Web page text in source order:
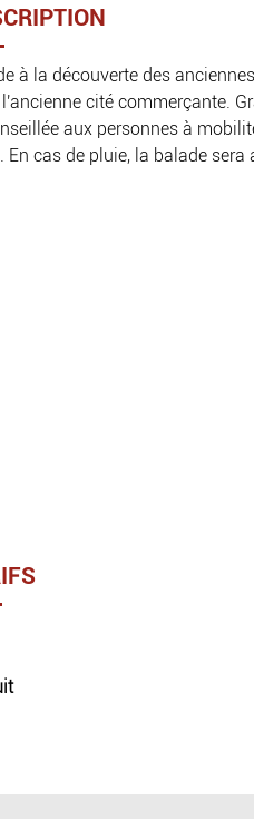
à la découverte des
cité commerçante.
aux personnes à
En cas de pluie, la balade